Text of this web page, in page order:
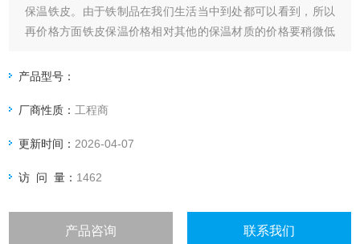
保温铁皮。由于铁制品在我们生活当中到处都可以看到，所以
再价格方面铁皮保温价格相对其他的保温材质的价格要稍微低
性能非常多，所以深受消费者的喜爱。对于铁皮保温，您是不
产品型号：
厂商性质： 工程商
更新时间： 2026-04-07
访 问 量： 1462
产品咨询 联系我们